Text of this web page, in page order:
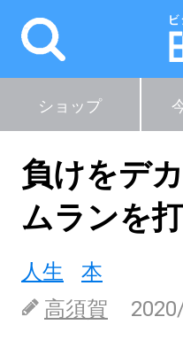
ショップ
負けをデ
ムランを
人生
本
高須賀